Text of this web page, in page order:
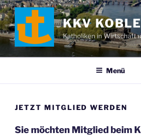
Zum
Inhalt
springen
KKV
Katholiken in Wirtschaft
Menü
JETZT MITGLIED WERDEN
Sie möchten Mitglied beim